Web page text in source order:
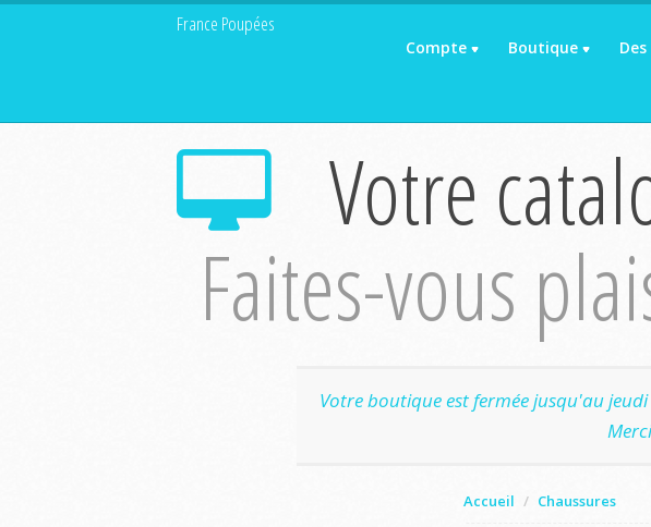
France Poupées
Compte Boutique
Votre
Faites-vous
Votre boutique est fermée jusqu'au
Accueil Chaussures